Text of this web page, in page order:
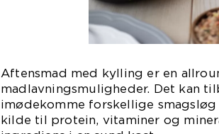
Aftensmad med kylling er en
madlavningsmuligheder. Det kan
imødekomme forskellige
kilde til protein, vitaminer og